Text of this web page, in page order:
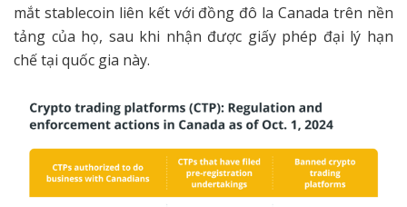
mắt stablecoin liên kết với đồng đô la Canada trên nền
tảng của họ, sau khi nhận được giấy phép đại lý hạn
chế tại quốc gia này.